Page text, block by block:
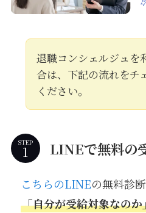
退職コンシェルジュを
合は、下記の流れをチ
ください。
STEP LINEで無料の
こちらのLINEの無料診
「自分が受給対象なのか